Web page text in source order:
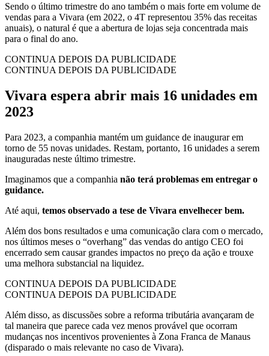
Sendo o último trimestre do ano também o mais forte em volume de
vendas para a Vivara (em 2022, o 4T representou 35% das receitas
anuais), o natural é que a abertura de lojas seja concentrada mais
para o final do ano.
CONTINUA DEPOIS DA PUBLICIDADE
CONTINUA DEPOIS DA PUBLICIDADE
Vivara espera abrir mais 16 unidades em
2023
Para 2023, a companhia mantém um guidance de inaugurar em
torno de 55 novas unidades. Restam, portanto, 16 unidades a serem
inauguradas neste último trimestre.
Imaginamos que a companhia não terá problemas em entregar o
guidance.
Até aqui, temos observado a tese de Vivara envelhecer bem.
Além dos bons resultados e uma comunicação clara com o mercado,
nos últimos meses o “overhang” das vendas do antigo CEO foi
encerrado sem causar grandes impactos no preço da ação e trouxe
uma melhora substancial na liquidez.
CONTINUA DEPOIS DA PUBLICIDADE
CONTINUA DEPOIS DA PUBLICIDADE
Além disso, as discussões sobre a reforma tributária avançaram de
tal maneira que parece cada vez menos provável que ocorram
mudanças nos incentivos provenientes à Zona Franca de Manaus
(disparado o mais relevante no caso de Vivara).